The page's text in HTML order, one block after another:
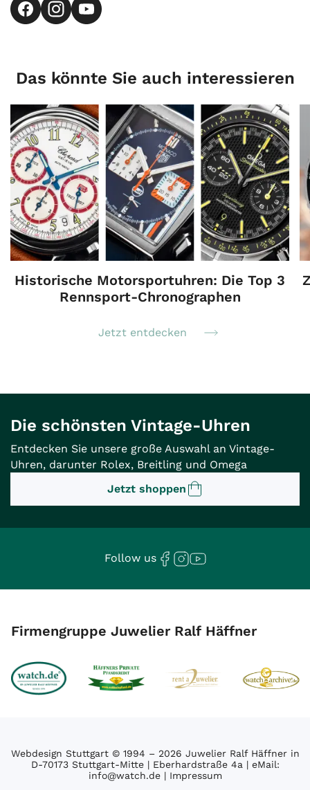
Das könnte Sie auch interessieren
Historische Motorsportuhren: Die Top 3
Rennsport-Chronographen
Jetzt entdecken
Die schönsten Vintage-Uhren
Entdecken Sie unsere große Auswahl an Vintage-
Uhren, darunter Rolex, Breitling und Omega
Jetzt shoppen
Follow us
Firmengruppe Juwelier Ralf Häffner
Webdesign Stuttgart© 1994 – 2026 Juwelier Ralf Häffner in
D-70173 Stuttgart-Mitte | Eberhardstraße 4a | eMail:
info@watch.de| Impressum